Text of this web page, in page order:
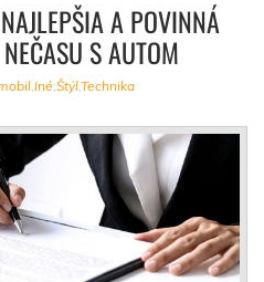
A POVINNÁ
S AUTOM
,Iné,Štýl,Technika